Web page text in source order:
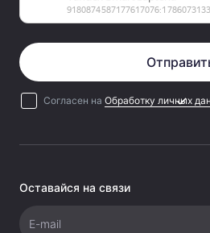
Согласен на Обработку личных
Оставайся на связи
E-mail